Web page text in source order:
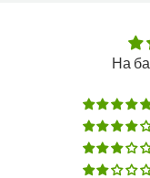
На